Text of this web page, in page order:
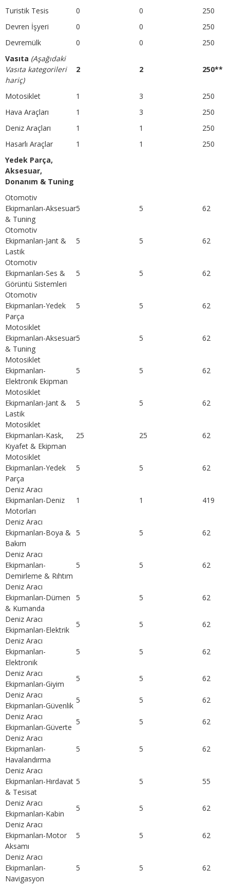
Turistik Tesis
0 0
250
Devren İşyeri
0 0
250
Devremülk
0 0
250
Vasıta (Aşağıdaki
Vasıta kategorileri
hariç)
2 2 250**
Motosiklet 1 3
250
Hava Araçları
1 3
250
Deniz Araçları
1 1
250
Hasarlı Araçlar
1 1
250
Yedek Parça,
Aksesuar,
Donanım & Tuning
Otomotiv
Ekipmanları-Aksesuar
& Tuning
5 5 62
Otomotiv
Ekipmanları-Jant &
Lastik
5 5 62
Otomotiv
Ekipmanları-Ses &
Görüntü Sistemleri
5 5 62
Otomotiv
Ekipmanları-Yedek
Parça
5 5 62
Motosiklet
Ekipmanları-Aksesuar
& Tuning
5 5 62
Motosiklet
Ekipmanları-
Elektronik Ekipman
5 5 62
Motosiklet
Ekipmanları-Jant &
Lastik
5 5 62
Motosiklet
Ekipmanları-Kask,
Kıyafet & Ekipman
25 25 62
Motosiklet
Ekipmanları-Yedek
Parça
5 5 62
Deniz Aracı
Ekipmanları-Deniz
Motorları
1 1 419
Deniz Aracı
Ekipmanları-Boya &
Bakım
5 5 62
Deniz Aracı
Ekipmanları-
Demirleme & Rıhtım
5 5 62
Deniz Aracı
Ekipmanları-Dümen
& Kumanda
5 5 62
Deniz Aracı
Ekipmanları-Elektrik
5 5
62
Deniz Aracı
Ekipmanları-
Elektronik
5 5 62
Deniz Aracı
Ekipmanları-Giyim
5 5
62
Deniz Aracı
Ekipmanları-Güvenlik
5 5
62
Deniz Aracı
Ekipmanları-Güverte
5 5
62
Deniz Aracı
Ekipmanları-
Havalandırma
5 5 62
Deniz Aracı
Ekipmanları-Hırdavat
& Tesisat
5 5 55
Deniz Aracı
Ekipmanları-Kabin
5 5
62
Deniz Aracı
Ekipmanları-Motor
Aksamı
5 5 62
Deniz Aracı
Ekipmanları-
Navigasyon
5 5 62